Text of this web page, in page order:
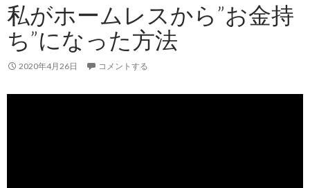
私がホームレスから”お金持
ち”になった方法
2020年4月26日 コメントする